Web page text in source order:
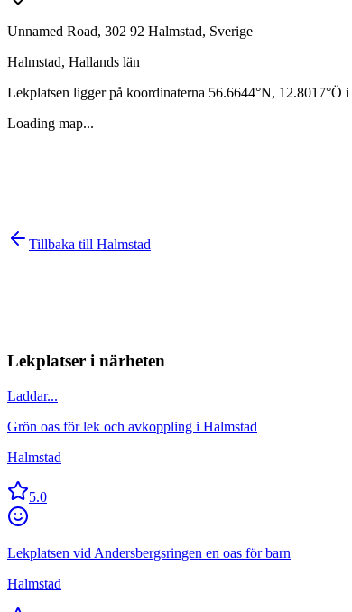
Unnamed Road, 302 92 Halmstad, Sverige
Halmstad, Hallands län
Lekplatsen ligger på koordinaterna 56.6644°N, 12.8017°Ö i
Loading map...
Tillbaka till Halmstad
Lekplatser i närheten
Laddar...
Grön oas för lek och avkoppling i Halmstad
Halmstad
5.0
Lekplatsen vid Andersbergsringen en oas för barn
Halmstad